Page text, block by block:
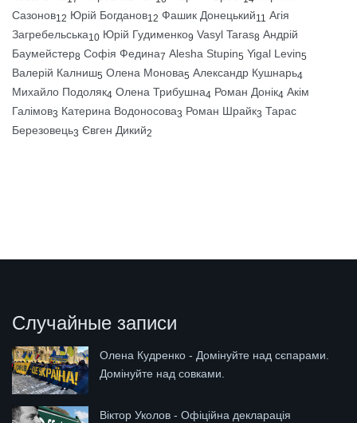
Сазонов12 Юрій Богданов12 Фашик Донецький11 Агія
Загребельська10 Юрій Гудименко9 Vasyl Taras8 Андрій
Баумейстер8 Софія Федина7 Alesha Stupin5 Yigal Levin5
Валерій Калниш5 Олена Монова5 Александр Кушнарь4
Михайло Подоляк4 Олена Трибушна4 Роман Донік4 Акім
Галімов3 Катерина Водоносова3 Роман Шрайк3 Тарас
Березовець3 Євген Дикий2
Случайные записи
Олена Кудренко - Домінуйте над сєпарами.
Домінуйте над совками.
Віктор Уколов - Офіційна декларація